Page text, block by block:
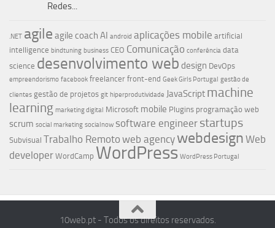
Redes...
.NET agile agile coach AI android aplicações mobile artificial
intelligence bindtuning business CEO Comunicação conferência data
science desenvolvimento web design DevOps
empreendorismo facebook freelancer front-end Geek Girls Portugal gestão de
clientes gestão de projetos git hiperprodutividade JavaScript machine
learning marketing digital Microsoft mobile Plugins programação web
scrum social marketing socialnow software engineer startups
Subvisual Trabalho Remoto web agency webdesign Web
developer WordCamp WordPress WordPress Portugal
10web.pt - Todos os direitos reservados.